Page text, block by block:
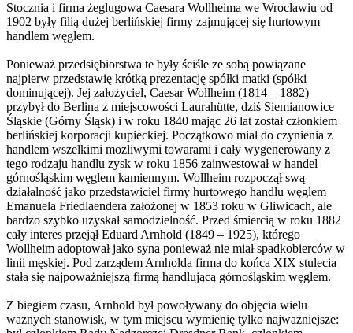
Stocznia i firma żeglugowa Caesara Wollheima we Wrocławiu od
1902 były filią dużej berlińskiej firmy zajmującej się hurtowym
handlem węglem.
Ponieważ przedsiębiorstwa te były ściśle ze sobą powiązane
najpierw przedstawię krótką prezentację spółki matki (spółki
dominującej). Jej założyciel, Caesar Wollheim (1814 – 1882)
przybył do Berlina z miejscowości Laurahütte, dziś Siemianowice
Śląskie (Górny Śląsk) i w roku 1840 mając 26 lat został członkiem
berlińskiej korporacji kupieckiej. Początkowo miał do czynienia z
handlem wszelkimi możliwymi towarami i cały wygenerowany z
tego rodzaju handlu zysk w roku 1856 zainwestował w handel
górnośląskim węglem kamiennym. Wollheim rozpoczął swą
działalność jako przedstawiciel firmy hurtowego handlu węglem
Emanuela Friedlaendera założonej w 1853 roku w Gliwicach, ale
bardzo szybko uzyskał samodzielność. Przed śmiercią w roku 1882
cały interes przejął Eduard Arnhold (1849 – 1925), którego
Wollheim adoptował jako syna ponieważ nie miał spadkobierców w
linii męskiej. Pod zarządem Arnholda firma do końca XIX stulecia
stała się najpoważniejszą firmą handlującą górnośląskim węglem.
Z biegiem czasu, Arnhold był powoływany do objęcia wielu
ważnych stanowisk, w tym miejscu wymienię tylko najważniejsze: